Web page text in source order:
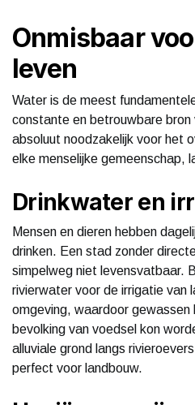
Onmisbaar
leven
Water is de meest
constante en betrouwbare
absoluut noodzakelijk voor het
elke menselijke gemeenschap,
Drinkwater en
Mensen en dieren hebben
drinken. Een stad zonder
simpelweg niet levensvatbaar.
rivierwater voor de irrigatie van
omgeving, waardoor gewassen
bevolking van voedsel kon
alluviale grond langs
perfect voor landbouw.